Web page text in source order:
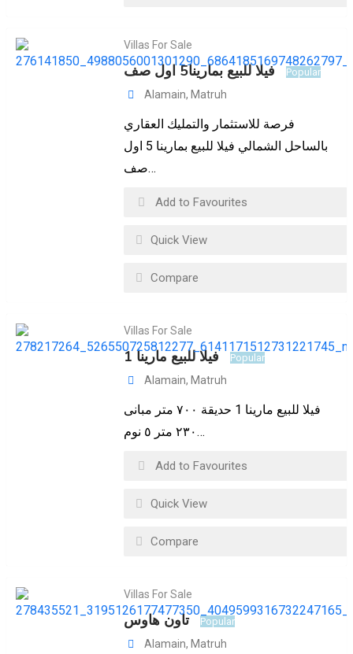
Villas For Sale
فيلا للبيع بمارينا5 اول صف Popular
Alamain, Matruh
فرصة للاستثمار والتمليك العقاري
بالساحل الشمالي فيلا للبيع بمارينا 5 اول
صف…
Add to Favourites
Quick View
Compare
Villas For Sale
فيلا للبيع مارينا 1 Popular
Alamain, Matruh
فيلا للبيع مارينا 1 حديقة ٧٠٠ متر مبانى
٢٣٠ متر ٥ نوم…
Add to Favourites
Quick View
Compare
Villas For Sale
تاون هاوس Popular
Alamain, Matruh